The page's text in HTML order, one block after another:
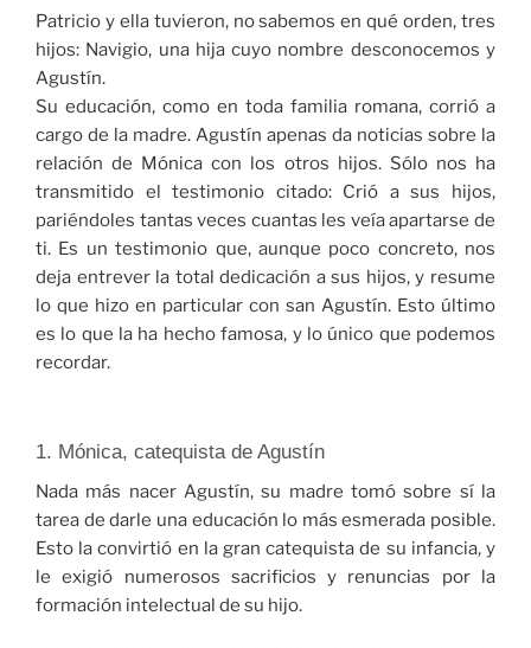
Patricio y ella tuvieron, no sabemos en qué orden, tres
hijos: Navigio, una hija cuyo nombre desconocemos y
Agustín.
Su educación, como en toda familia romana, corrió a
cargo de la madre. Agustín apenas da noticias sobre la
relación de Mónica con los otros hijos. Sólo nos ha
transmitido el testimonio citado: Crió a sus hijos,
pariéndoles tantas veces cuantas les veía apartarse de
ti. Es un testimonio que, aunque poco concreto, nos
deja entrever la total dedicación a sus hijos, y resume
lo que hizo en particular con san Agustín. Esto último
es lo que la ha hecho famosa, y lo único que podemos
recordar.
1. Mónica, catequista de Agustín
Nada más nacer Agustín, su madre tomó sobre sí la
tarea de darle una educación lo más esmerada posible.
Esto la convirtió en la gran catequista de su infancia, y
le exigió numerosos sacrificios y renuncias por la
formación intelectual de su hijo.